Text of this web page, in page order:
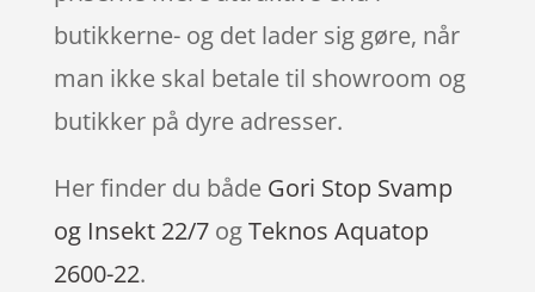
butikkerne- og det lader sig gøre, når
man ikke skal betale til showroom og
butikker på dyre adresser.
Her finder du både Gori Stop Svamp
og Insekt 22/7ogTeknos Aquatop
2600-22.